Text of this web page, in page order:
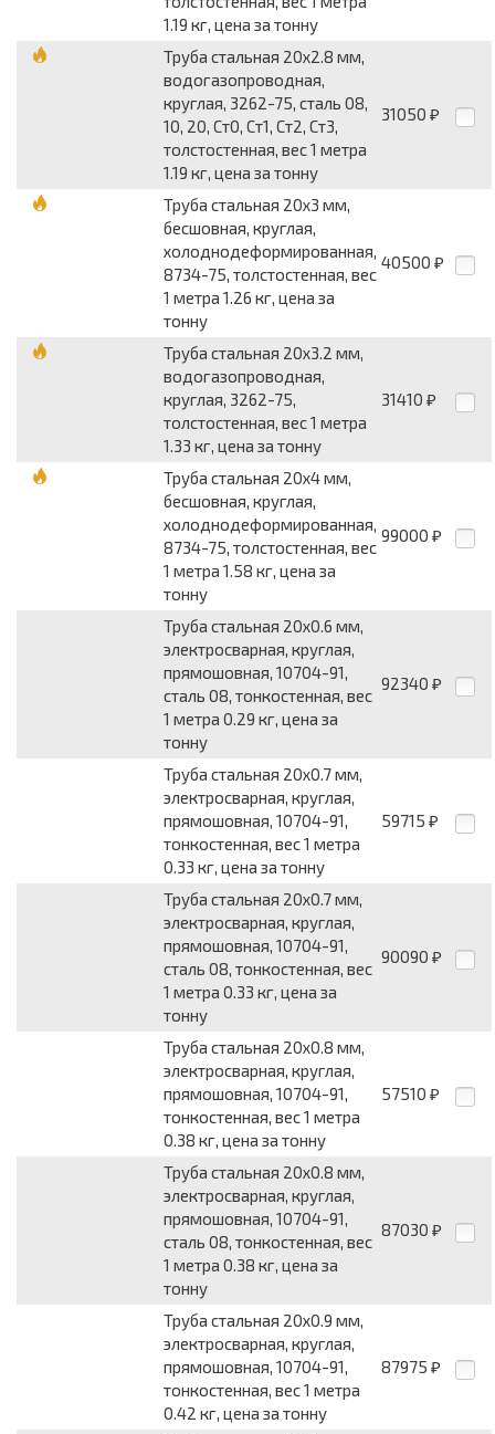
1.19 кг, цена за тонну
Труба стальная 20x2.8 мм,
водогазопроводная,
круглая, 3262-75, сталь 08,
10, 20, Ст0, Ст1, Ст2, Ст3,
толстостенная, вес 1 метра
1.19 кг, цена за тонну
31050 ₽
Труба стальная 20x3 мм,
бесшовная, круглая,
холоднодеформированная,
8734-75, толстостенная, вес
1 метра 1.26 кг, цена за
тонну
40500 ₽
Труба стальная 20x3.2 мм,
водогазопроводная,
круглая, 3262-75,
толстостенная, вес 1 метра
1.33 кг, цена за тонну
31410 ₽
Труба стальная 20x4 мм,
бесшовная, круглая,
холоднодеформированная,
8734-75, толстостенная, вес
1 метра 1.58 кг, цена за
тонну
99000 ₽
Труба стальная 20x0.6 мм,
электросварная, круглая,
прямошовная, 10704-91,
сталь 08, тонкостенная, вес
1 метра 0.29 кг, цена за
тонну
92340 ₽
Труба стальная 20x0.7 мм,
электросварная, круглая,
прямошовная, 10704-91,
тонкостенная, вес 1 метра
0.33 кг, цена за тонну
59715 ₽
Труба стальная 20x0.7 мм,
электросварная, круглая,
прямошовная, 10704-91,
сталь 08, тонкостенная, вес
1 метра 0.33 кг, цена за
тонну
90090 ₽
Труба стальная 20x0.8 мм,
электросварная, круглая,
прямошовная, 10704-91,
тонкостенная, вес 1 метра
0.38 кг, цена за тонну
57510 ₽
Труба стальная 20x0.8 мм,
электросварная, круглая,
прямошовная, 10704-91,
сталь 08, тонкостенная, вес
1 метра 0.38 кг, цена за
тонну
87030 ₽
Труба стальная 20x0.9 мм,
электросварная, круглая,
прямошовная, 10704-91,
тонкостенная, вес 1 метра
0.42 кг, цена за тонну
87975 ₽